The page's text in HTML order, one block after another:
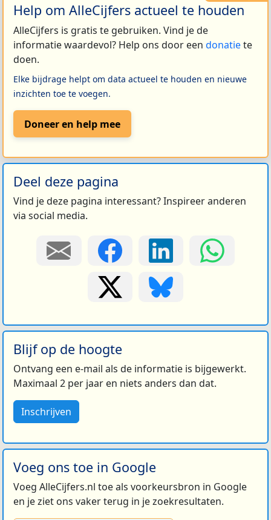
Help om AlleCijfers actueel te houden
AlleCijfers is gratis te gebruiken. Vind je de
informatie waardevol? Help ons door een donatiete
doen.
Elke bijdrage helpt om data actueel te houden en nieuwe
inzichten toe te voegen.
Doneer en help mee
Deel deze pagina
Vind je deze pagina interessant? Inspireer anderen
via social media.
Blijf op de hoogte
Ontvang een e-mail als de informatie is bijgewerkt.
Maximaal 2 per jaar en niets anders dan dat.
Inschrijven
Voeg ons toe in Google
Voeg AlleCijfers.nl toe als voorkeursbron in Google
en je ziet ons vaker terug in je zoekresultaten.